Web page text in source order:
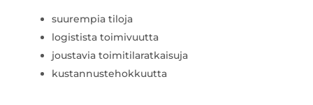
suurempia tiloja
logistista toimivuutta
joustavia toimitilaratkaisuja
kustannustehokkuutta